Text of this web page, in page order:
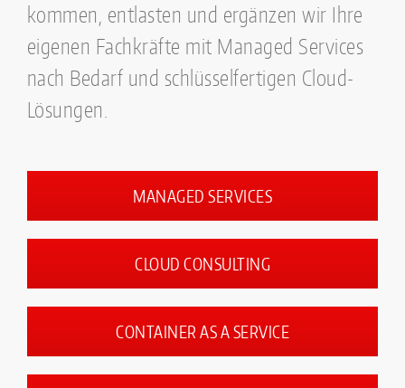
kommen, entlasten und ergänzen wir Ihre
eigenen Fachkräfte mit Managed Services
nach Bedarf und schlüsselfertigen Cloud-
Lösungen.
MANAGED SERVICES
CLOUD CONSULTING
CONTAINER AS A SERVICE